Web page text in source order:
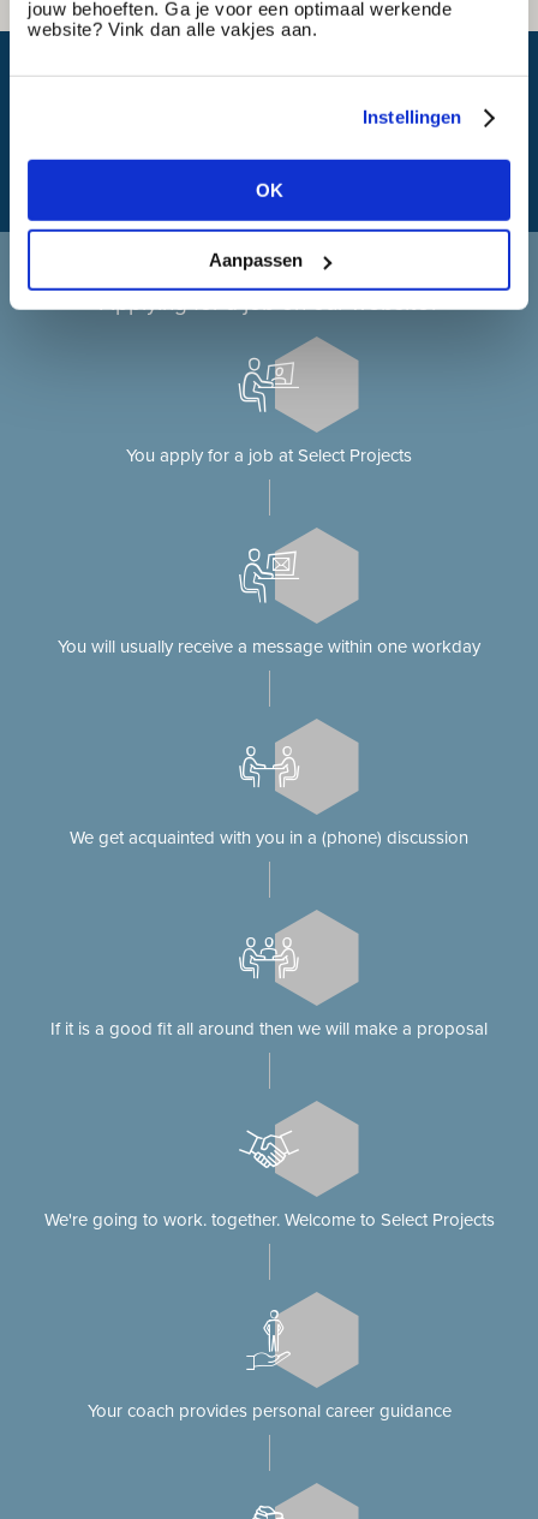
jouw behoeften. Ga je voor een optimaal werkende
website? Vink dan alle vakjes aan.
Instellingen
OK
Aanpassen
What is my travel time?
Applying at Select Projects
Applying for a job on our website?
You apply for a job at Select Projects
You will usually receive a message within one workday
We get acquainted with you in a (phone) discussion
If it is a good fit all around then we will make a proposal
We're going to work. together. Welcome to Select Projects
Your coach provides personal career guidance